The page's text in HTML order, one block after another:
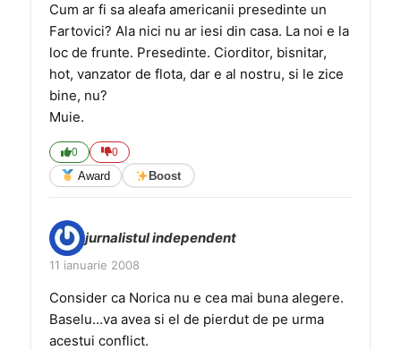
Cum ar fi sa aleafa americanii presedinte un
Fartovici? Ala nici nu ar iesi din casa. La noi e la
loc de frunte. Presedinte. Ciorditor, bisnitar,
hot, vanzator de flota, dar e al nostru, si le zice
bine, nu?
Muie.
0 0
Award Boost
jurnalistul independent
11 ianuarie 2008
Consider ca Norica nu e cea mai buna alegere.
Baselu…va avea si el de pierdut de pe urma
acestui conflict.